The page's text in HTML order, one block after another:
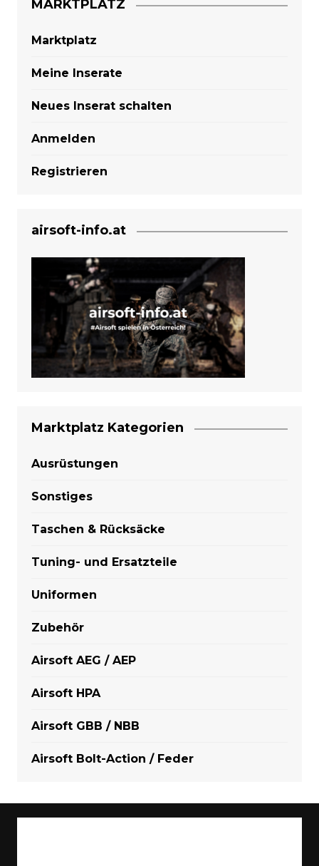
MARKTPLATZ
Marktplatz
Meine Inserate
Neues Inserat schalten
Anmelden
Registrieren
airsoft-info.at
Marktplatz Kategorien
Ausrüstungen
Sonstiges
Taschen & Rücksäcke
Tuning- und Ersatzteile
Uniformen
Zubehör
Airsoft AEG / AEP
Airsoft HPA
Airsoft GBB / NBB
Airsoft Bolt-Action / Feder